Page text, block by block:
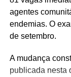
agentes
endemias. O
de setembro.
A mudança
publicada nesta